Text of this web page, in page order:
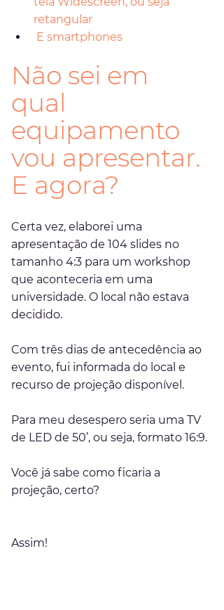
retangular
E smartphones
Não sei em
qual
equipamento
vou apresentar.
E agora?
Certa vez, elaborei uma
apresentação de 104 slides no
tamanho 4:3 para um workshop
que aconteceria em uma
universidade. O local não estava
decidido.
Com três dias de antecedência ao
evento, fui informada do local e
recurso de projeção disponível.
Para meu desespero seria uma TV
de LED de 50’, ou seja, formato 16:9.
Você já sabe como ficaria a
projeção, certo?
Assim!